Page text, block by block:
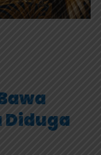
Diduga